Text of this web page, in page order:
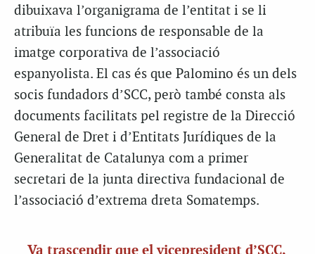
dibuixava l’organigrama de l’entitat i se li
atribuïa les funcions de responsable de la
imatge corporativa de l’associació
espanyolista. El cas és que Palomino és un dels
socis fundadors d’SCC, però també consta als
documents facilitats pel registre de la Direcció
General de Dret i d’Entitats Jurídiques de la
Generalitat de Catalunya com a primer
secretari de la junta directiva fundacional de
l’associació d’extrema dreta Somatemps.
Va trascendir que el vicepresident d’SCC,